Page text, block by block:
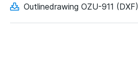
Outlinedrawing OZU-911 (DXF)